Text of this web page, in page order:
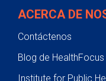
ACERCA DE
Contáctenos
Blog de HealthFocus
Institute for Public